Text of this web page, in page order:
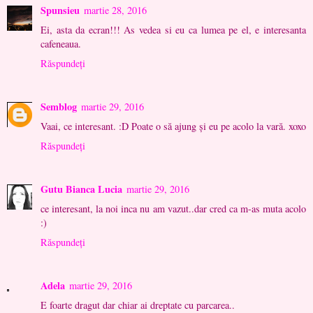
Spunsieu martie 28, 2016
Ei, asta da ecran!!! As vedea si eu ca lumea pe el, e interesanta
cafeneaua.
Răspundeți
Semblog martie 29, 2016
Vaai, ce interesant. :D Poate o să ajung și eu pe acolo la vară. xoxo
Răspundeți
Gutu Bianca Lucia martie 29, 2016
ce interesant, la noi inca nu am vazut..dar cred ca m-as muta acolo
:)
Răspundeți
Adela martie 29, 2016
E foarte dragut dar chiar ai dreptate cu parcarea..